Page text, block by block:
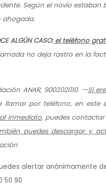
Según el novio
ahogada.
ALGÚN CASO:el teléfono
no deja rastro en la
ANAR, 900202010. —Si
por teléfono, en este
inmediato, puedes contactar
puedes descargar y
alertar anónimamente
50 90